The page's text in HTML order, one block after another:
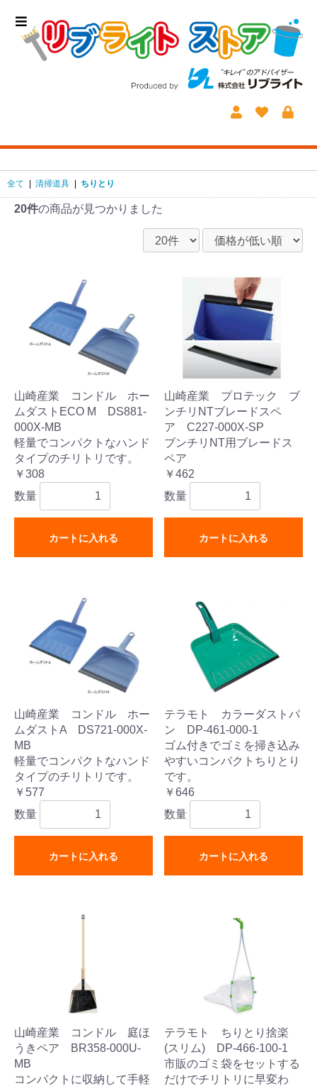
全て 清掃道具 ちりとり
20件の商品が見つかりました
山崎産業 コンドル ホー
ムダストECO M DS881-
000X-MB
軽量でコンパクトなハンド
タイプのチリトリです。
￥308
数量
カートに入れる
山崎産業 プロテック ブ
ンチリNTブレードスペ
ア C227-000X-SP
ブンチリNT用ブレードス
ペア
￥462
数量
カートに入れる
山崎産業 コンドル ホー
ムダストA DS721-000X-
MB
軽量でコンパクトなハンド
タイプのチリトリです。
￥577
数量
カートに入れる
テラモト カラーダストパ
ン DP-461-000-1
ゴム付きでゴミを掃き込み
やすいコンパクトちりとり
です。
￥646
数量
カートに入れる
山崎産業 コンドル 庭ほ
うきペア BR358-000U-
MB
コンパクトに収納して手軽
テラモト ちりとり捨楽
(スリム) DP-466-100-1
市販のゴミ袋をセットする
だけでチリトリに早変わ